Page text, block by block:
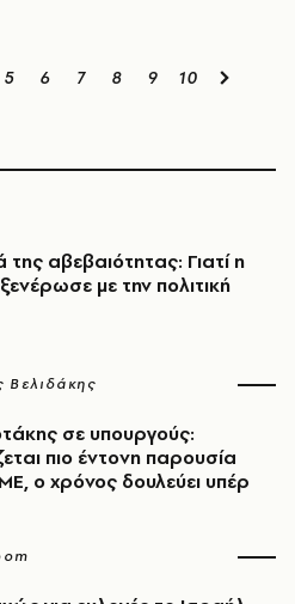
5 6 7 8 9 10
της αβεβαιότητας: Γιατί η
με την πολιτική
Βελιδάκης
σε υπουργούς:
πιο έντονη παρουσία
ο χρόνος δουλεύει υπέρ